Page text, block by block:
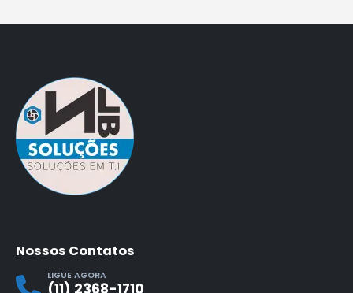
Nossos Contatos
LIGUE AGORA
(11) 2368-1710